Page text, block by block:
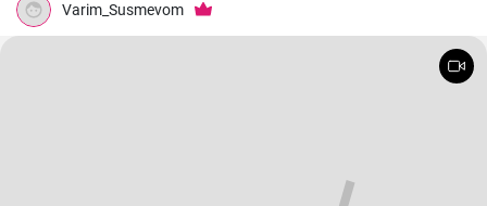
Varim_Susmevom